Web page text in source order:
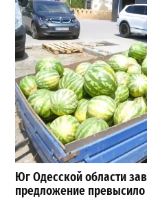
Юг Одесской области
предложение превысило